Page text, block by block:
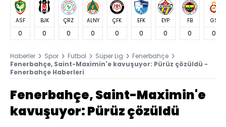
ASF
0
BJK
0
ÇRZ
0
ALNY
0
ÇFK
0
EFK
0
EYP
0
FB
0
GS
0
Haberler Spor Futbol Süper Lig
Fenerbahçe
Fenerbahçe, Saint-Maximin'e kavuşuyor: Pürüz çözüldü -
Fenerbahçe Haberleri
Fenerbahçe, Saint-Maximin'e
kavuşuyor: Pürüz çözüldü